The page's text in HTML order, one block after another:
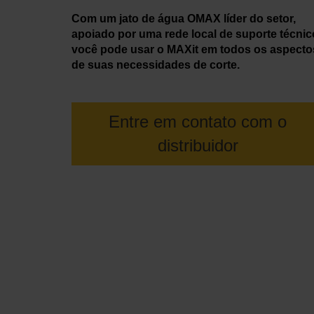
Com um jato de água OMAX líder do setor,
apoiado por uma rede local de suporte
você pode usar o MAXit em todos os
de suas necessidades de corte.
Entre em contato com o
distribuidor